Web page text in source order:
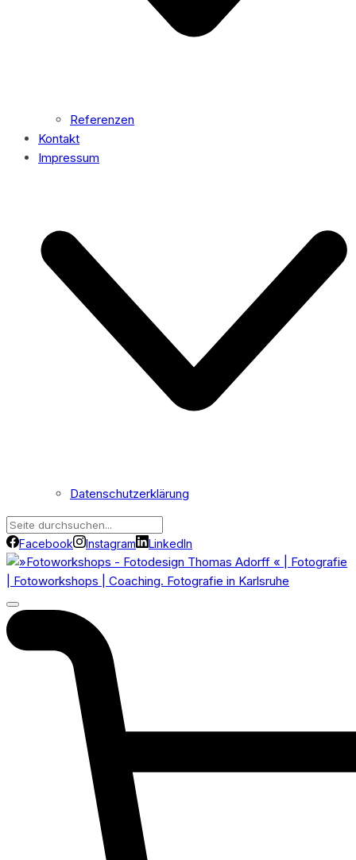
Referenzen
Kontakt
Impressum
Datenschutzerklärung
Facebook Instagram LinkedIn